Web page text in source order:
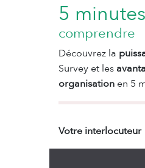
5 minutes
comprendre
Découvrez la
Survey et les
organisation en 5
Votre interlocuteur